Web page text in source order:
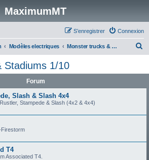
MaximumMT
Connexion
S’enregistrer
Modèles electriques Monster trucks & Stadiums 1/10
e
Stadiums 1/10
Forum
Slash & Slash 4x4
Stampede & Slash (4x2 & 4x4)
Firestorm
T4
Associated T4.